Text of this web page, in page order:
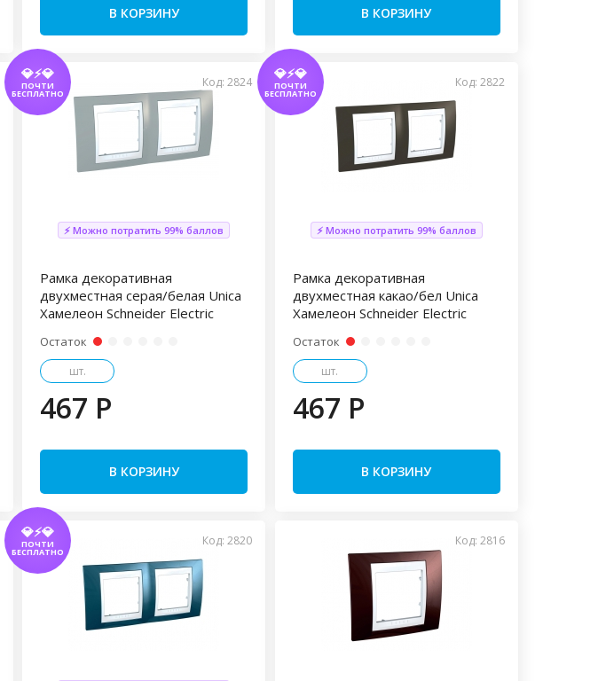
В КОРЗИНУ В КОРЗИНУ
💎⚡💎
ПОЧТИ
БЕСПЛАТНО
Код: 2824
⚡ Можно потратить 99% баллов
Рамка декоративная
двухместная серая/белая Unica
Хамелеон Schneider Electric
Остаток
шт.
467 P
В КОРЗИНУ
💎⚡💎
ПОЧТИ
БЕСПЛАТНО
Код: 2822
⚡ Можно потратить 99% баллов
Рамка декоративная
двухместная какао/бел Unica
Хамелеон Schneider Electric
Остаток
шт.
467 P
В КОРЗИНУ
💎⚡💎
ПОЧТИ
БЕСПЛАТНО
Код: 2820 Код: 2816